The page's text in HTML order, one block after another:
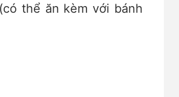
thể ăn kèm với bánh